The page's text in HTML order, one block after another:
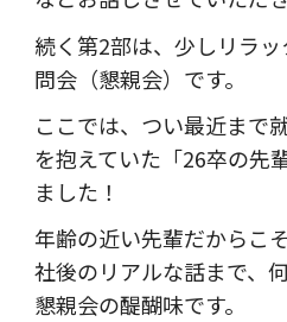
続く第2部は、少しリラ
問会（懇親会）です。
ここでは、つい最近まで
を抱えていた「26卒の先
ました！
年齢の近い先輩だからこ
社後のリアルな話まで、
懇親会の醍醐味です。